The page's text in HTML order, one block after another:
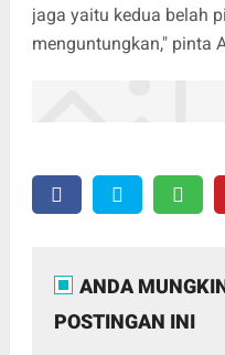
jaga yaitu kedua belah
menguntungkan," pinta
ANDA
POSTINGAN INI